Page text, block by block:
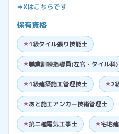
⇒Xはこちらです
保有資格
1級タイル張り技能士
職業訓練指導員(左官・タイル科)
1級建築施工管理技士 2
あと施工アンカー技術管理士
第二種電気工事士 宅地